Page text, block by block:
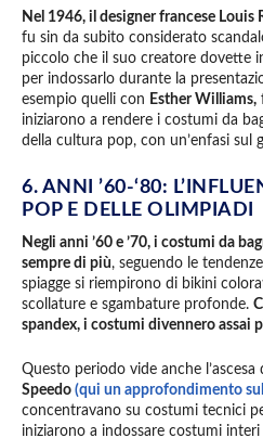
Nel 1946, il designer francese
fu sin da subito considerato
piccolo che il suo creatore dovette
per indossarlo durante la
esempio quelli con Esther Williams,
iniziarono a rendere i costumi da
della cultura pop, con un’enfasi sul
6. ANNI ’60-‘80:
POP E DELLE OLIMPIADI
Negli anni ’60 e ’70, i costumi da
sempre di più, seguendo le
spiagge si riempirono di bikini
scollature e sgambature profonde.
spandex, i costumi divennero assai
Questo periodo vide anche
Speedo (qui un approfondimento
concentravano su costumi tecnici
iniziarono a indossare costumi